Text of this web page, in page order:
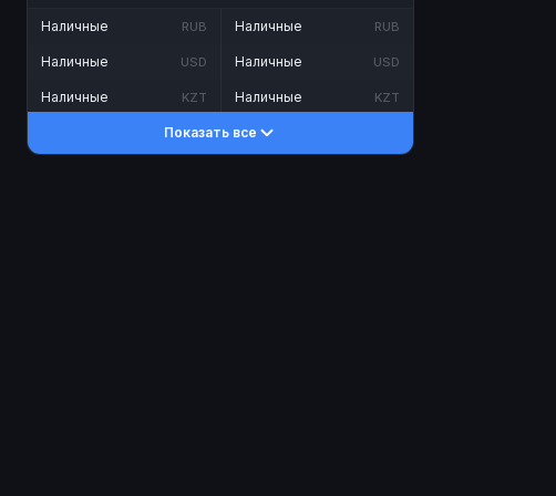
Наличные RUB
Наличные USD
Наличные KZT
Наличные RUB
Наличные USD
Наличные KZT
Показать все